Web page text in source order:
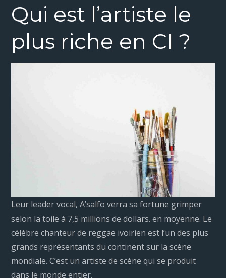
Qui est l’artiste le
plus riche en CI ?
Leur leader vocal, A’salfo verra sa fortune grimper
selon la toile à 7,5 millions de dollars. en moyenne. Le
célèbre chanteur de reggae ivoirien est l’un des plus
grands représentants du continent sur la scène
mondiale. C’est un artiste de scène qui se produit
dans le monde entier.